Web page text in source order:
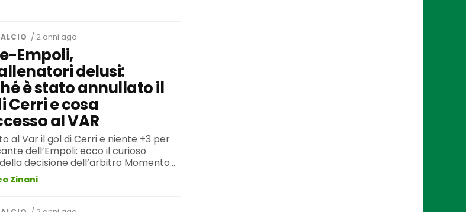
/ 2 anni ago
Empoli,
delusi:
è stato annullato il
Cerri e cosa
al VAR
al Var il gol di Cerri e niente +3 per
dell’Empoli: ecco il curioso
decisione dell’arbitro Momento...
Zinani